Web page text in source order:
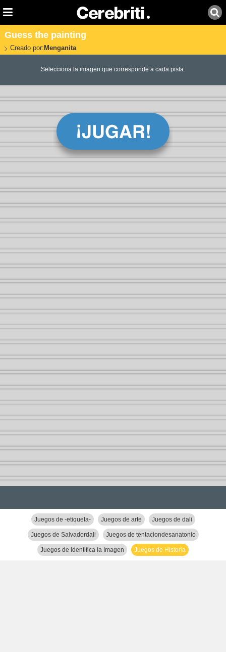
Guess the painting
Creado por: Menganita
Selecciona la imagen que corresponde a cada pista.
Juegos de -etiqueta- Juegos de arte Juegos de dali
Juegos de Salvadordali Juegos de tentaciondesanatonio
Juegos de Identifica la Imagen Juegos de Historia